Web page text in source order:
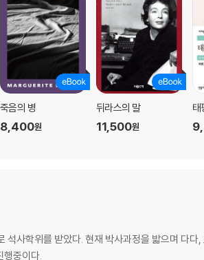
죽음의 병
8,400원
뒤라스의 말
11,500원
태
사학위를 받았다. 현재 박사과정을 밟으며 다다
행중이다.